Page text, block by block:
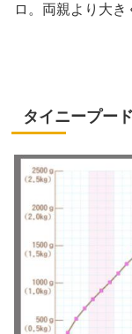
ロ。両親より大き
タイニープー